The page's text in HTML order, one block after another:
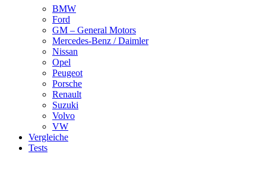
BMW
Ford
GM – General Motors
Mercedes-Benz / Daimler
Nissan
Opel
Peugeot
Porsche
Renault
Suzuki
Volvo
VW
Vergleiche
Tests